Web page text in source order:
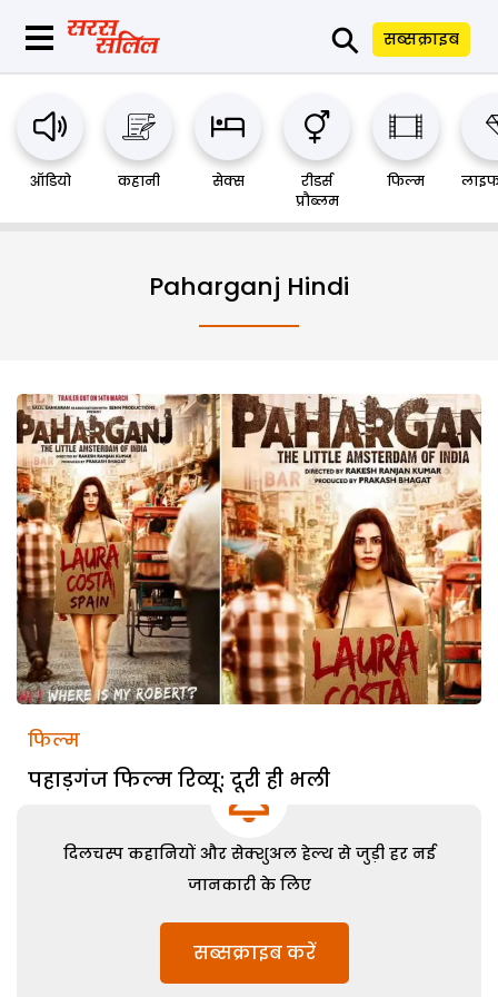
⚲ सब्सक्राइब
ऑडियो कहानी सेक्स
रीडर्स
प्रौब्लम
फिल्म
Paharganj Hindi
फिल्म
पहाड़गंज फिल्म रिव्यू: दूरी ही भली
दिलचस्प कहानियों और सेक्शुअल हेल्थ से जुड़ी हर नई
जानकारी के लिए
सब्सक्राइब करें